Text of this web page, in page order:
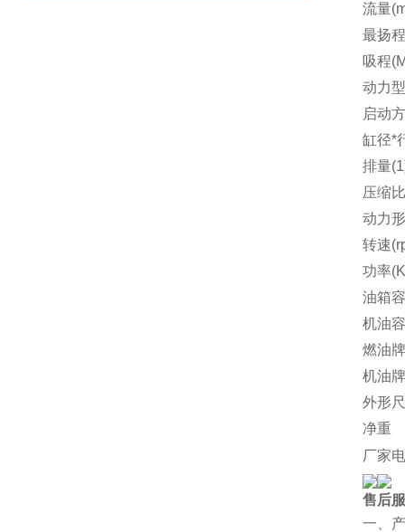
流量
最扬
吸程
动力
启动
缸径*
排量
压缩比
动力
转速
功率
油箱
机油
燃油
机油
外形
净重
厂家
售后
一、